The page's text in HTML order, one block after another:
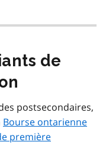
de
postsecondaires,
Bourse ontarienne
première